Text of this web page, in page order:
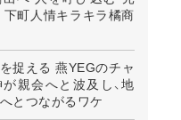
町人情キラキラ橘商
捉える 燕YEGのチャ
親会へと波及し、地
とつながるワケ